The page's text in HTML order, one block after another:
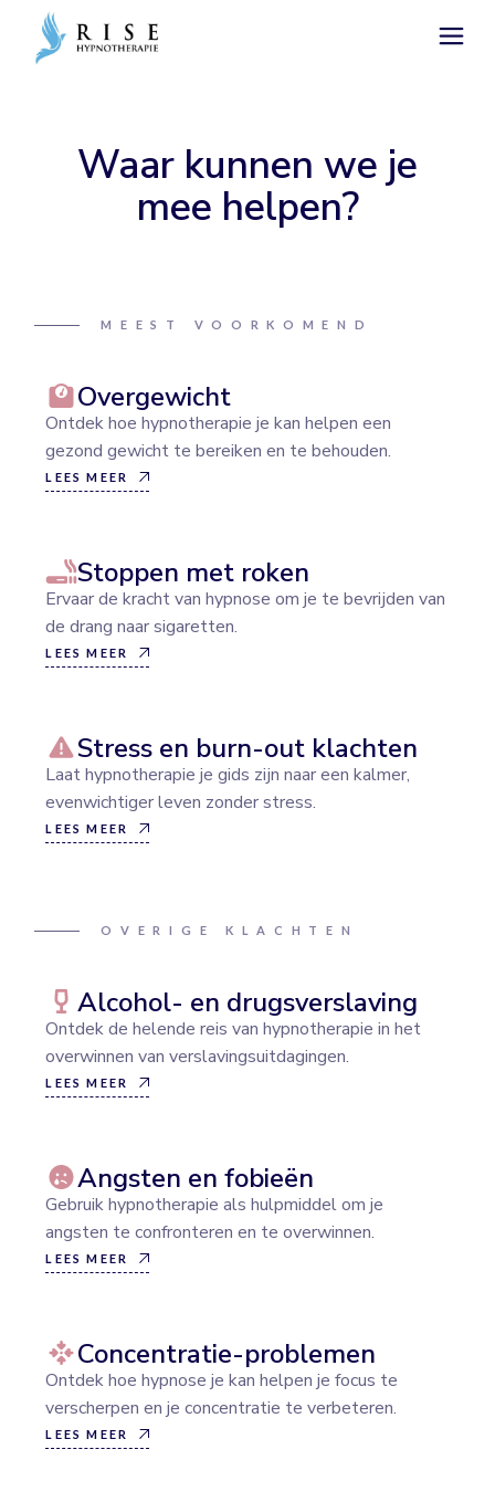
Waar kunnen we je
mee helpen?
MEEST VOORKOMEND
Overgewicht
Ontdek hoe hypnotherapie je kan helpen een
gezond gewicht te bereiken en te behouden.
LEES MEER
Stoppen met roken
Ervaar de kracht van hypnose om je te bevrijden van
de drang naar sigaretten.
LEES MEER
Stress en burn-out klachten
Laat hypnotherapie je gids zijn naar een kalmer,
evenwichtiger leven zonder stress.
LEES MEER
OVERIGE KLACHTEN
Alcohol- en drugsverslaving
Ontdek de helende reis van hypnotherapie in het
overwinnen van verslavingsuitdagingen.
LEES MEER
Angsten en fobieën
Gebruik hypnotherapie als hulpmiddel om je
angsten te confronteren en te overwinnen.
LEES MEER
Concentratie-problemen
Ontdek hoe hypnose je kan helpen je focus te
verscherpen en je concentratie te verbeteren.
LEES MEER